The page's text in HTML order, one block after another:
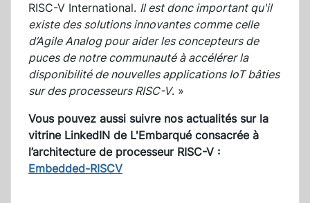
RISC-V International. Il est donc important qu'il
existe des solutions innovantes comme celle
d’Agile Analog pour aider les concepteurs de
puces de notre communauté à accélérer la
disponibilité de nouvelles applications IoT bâties
sur des processeurs RISC-V. »
Vous pouvez aussi suivre nos actualités sur la
vitrine LinkedIN de L'Embarqué consacrée à
l’architecture de processeur RISC-V :
Embedded-RISCV